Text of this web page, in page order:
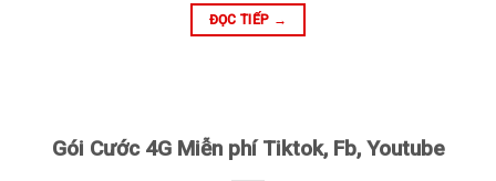
ĐỌC TIẾP →
Gói Cước 4G Miễn phí Tiktok, Fb, Youtube